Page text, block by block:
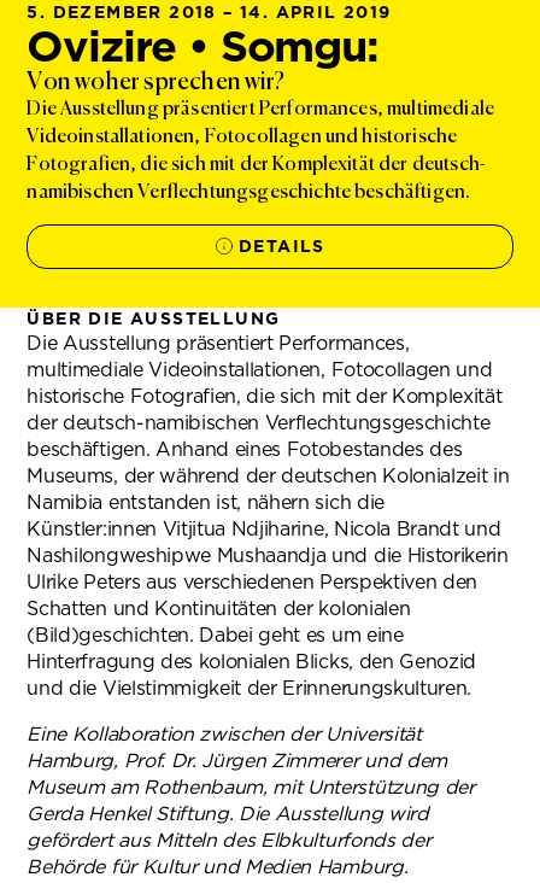
5. DEZEMBER 2018 – 14. APRIL 2019
Ovizire • Somgu:
Von woher sprechen wir?
Die Ausstellung präsentiert Performances, multimediale
Videoinstallationen, Fotocollagen und historische
Fotografien, die sich mit der Komplexität der deutsch-
namibischen Verflechtungsgeschichte beschäftigen.
DETAILS
ÜBER DIE AUSSTELLUNG
Die Ausstellung präsentiert Performances,
multimediale Videoinstallationen, Fotocollagen und
historische Fotografien, die sich mit der Komplexität
der deutsch-namibischen Verflechtungsgeschichte
beschäftigen. Anhand eines Fotobestandes des
Museums, der während der deutschen Kolonialzeit in
Namibia entstanden ist, nähern sich die
Künstler:innen Vitjitua Ndjiharine, Nicola Brandt und
Nashilongweshipwe Mushaandja und die Historikerin
Ulrike Peters aus verschiedenen Perspektiven den
Schatten und Kontinuitäten der kolonialen
(Bild)geschichten. Dabei geht es um eine
Hinterfragung des kolonialen Blicks, den Genozid
und die Vielstimmigkeit der Erinnerungskulturen.
Eine Kollaboration zwischen der Universität
Hamburg, Prof. Dr. Jürgen Zimmerer und dem
Museum am Rothenbaum, mit Unterstützung der
Gerda Henkel Stiftung. Die Ausstellung wird
gefördert aus Mitteln des Elbkulturfonds der
Behörde für Kultur und Medien Hamburg.